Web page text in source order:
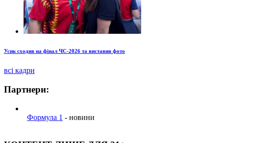
Усик сходив на фінал ЧС-2026 та виставив фото
всі кадри
Партнери:
Формула 1 - новини